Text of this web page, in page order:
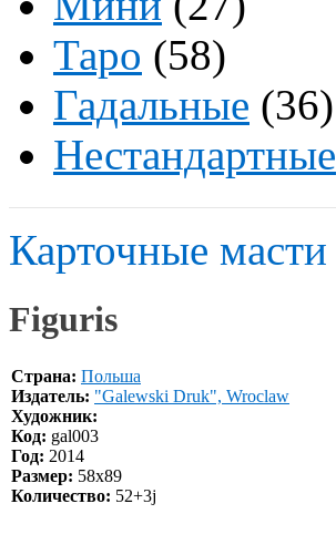
Таро (58)
Гадальные (36)
Нестандартные
Карточные масти
Figuris
Страна: Польша
Издатель: "Galewski Druk", Wroclaw
Художник:
Код: gal003
Год: 2014
Размер: 58x89
Количество: 52+3j